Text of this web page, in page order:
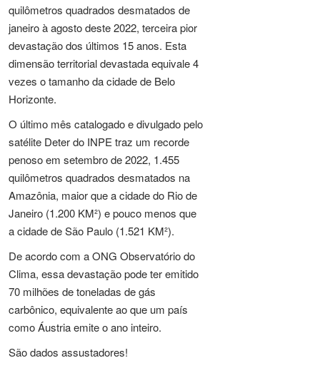
quilômetros quadrados desmatados de
janeiro à agosto deste 2022, terceira pior
devastação dos últimos 15 anos. Esta
dimensão territorial devastada equivale 4
vezes o tamanho da cidade de Belo
Horizonte.
O último mês catalogado e divulgado pelo
satélite Deter do INPE traz um recorde
penoso em setembro de 2022, 1.455
quilômetros quadrados desmatados na
Amazônia, maior que a cidade do Rio de
Janeiro (1.200 KM²) e pouco menos que
a cidade de São Paulo (1.521 KM²).
De acordo com a ONG Observatório do
Clima, essa devastação pode ter emitido
70 milhões de toneladas de gás
carbônico, equivalente ao que um país
como Áustria emite o ano inteiro.
São dados assustadores!